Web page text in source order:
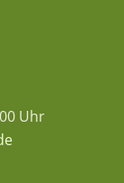
Uhr